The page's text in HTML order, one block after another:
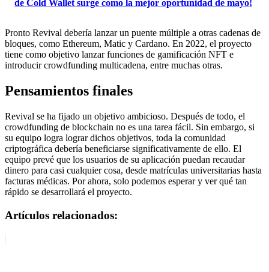
de Cold Wallet surge como la mejor oportunidad de mayo!
Pronto Revival debería lanzar un puente múltiple a otras cadenas de
bloques, como Ethereum, Matic y Cardano. En 2022, el proyecto
tiene como objetivo lanzar funciones de gamificación NFT e
introducir crowdfunding multicadena, entre muchas otras.
Pensamientos finales
Revival se ha fijado un objetivo ambicioso. Después de todo, el
crowdfunding de blockchain no es una tarea fácil. Sin embargo, si
su equipo logra lograr dichos objetivos, toda la comunidad
criptográfica debería beneficiarse significativamente de ello. El
equipo prevé que los usuarios de su aplicación puedan recaudar
dinero para casi cualquier cosa, desde matrículas universitarias hasta
facturas médicas. Por ahora, solo podemos esperar y ver qué tan
rápido se desarrollará el proyecto.
Artículos relacionados: